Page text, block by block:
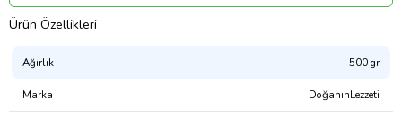
Ürünler sizin için tazeliğe, kaliteye,
temizliğe ve insan sağlığına önem
vererek el değmeden
siparişinizden sonra
Ürün Özellikleri
Ağırlık 500 gr
Marka DoğanınLezzeti